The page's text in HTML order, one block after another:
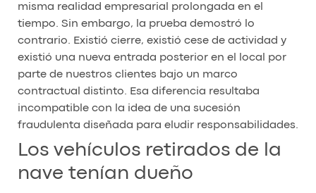
misma realidad empresarial prolongada en el
tiempo. Sin embargo, la prueba demostró lo
contrario. Existió cierre, existió cese de actividad y
existió una nueva entrada posterior en el local por
parte de nuestros clientes bajo un marco
contractual distinto. Esa diferencia resultaba
incompatible con la idea de una sucesión
fraudulenta diseñada para eludir responsabilidades.
Los vehículos retirados de la
nave tenían dueño